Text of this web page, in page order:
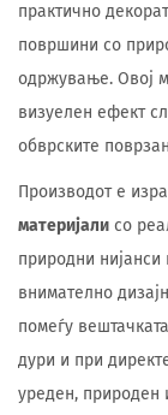
практично
површини со
одржување. Овој
визуелен ефект
обврските
Производот е
материјали со
природни
внимателно
помеѓу
дури и при
уреден, природен